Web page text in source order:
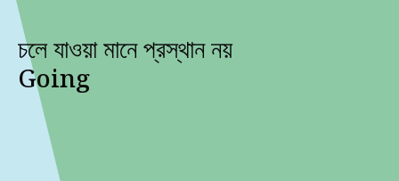
চলে যাওয়া মানে প্রস্থান নয়
Going